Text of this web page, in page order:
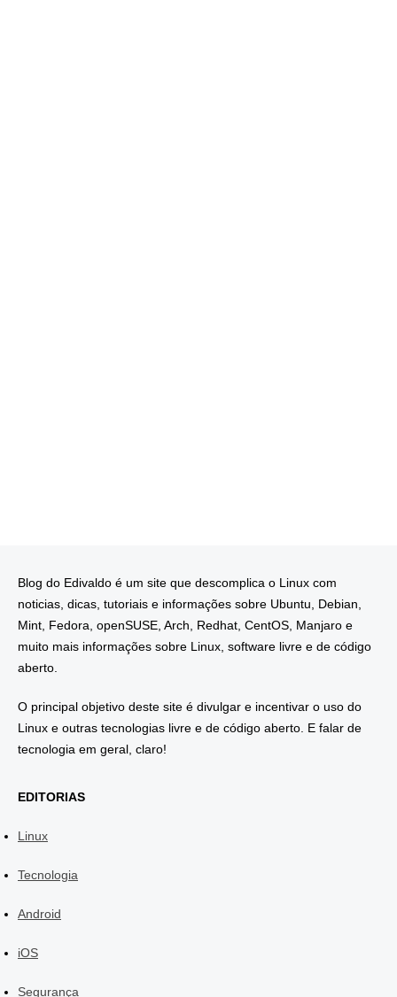
Blog do Edivaldo é um site que descomplica o Linux com
noticias, dicas, tutoriais e informações sobre Ubuntu, Debian,
Mint, Fedora, openSUSE, Arch, Redhat, CentOS, Manjaro e
muito mais informações sobre Linux, software livre e de código
aberto.
O principal objetivo deste site é divulgar e incentivar o uso do
Linux e outras tecnologias livre e de código aberto. E falar de
tecnologia em geral, claro!
EDITORIAS
Linux
Tecnologia
Android
iOS
Segurança